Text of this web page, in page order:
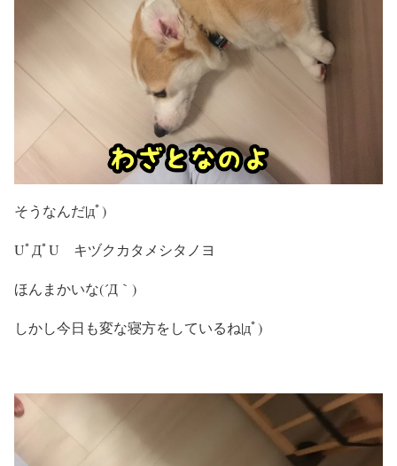
そうなんだ|дﾟ)
UﾟДﾟU キヅクカタメシタノヨ
ほんまかいな(´Д｀)
しかし今日も変な寝方をしているね|дﾟ)